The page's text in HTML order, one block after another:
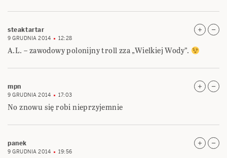
steaktartar
9 GRUDNIA 2014 12:28
A.L. – zawodowy polonijny troll zza „Wielkiej Wody”.
mpn
9 GRUDNIA 2014 17:03
No znowu się robi nieprzyjemnie
panek
9 GRUDNIA 2014 19:56